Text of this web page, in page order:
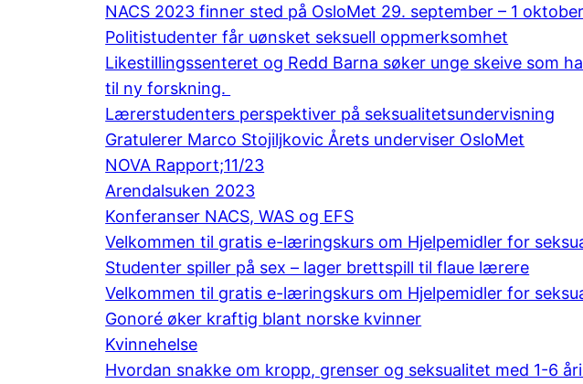
NACS 2023 finner sted på OsloMet 29. september – 1
Politistudenter får uønsket seksuell oppmerksomhet
Likestillingssenteret og Redd Barna søker unge skeive som
til ny forskning.
Lærerstudenters perspektiver på seksualitetsundervisning
Gratulerer Marco Stojiljkovic Årets underviser OsloMet
NOVA Rapport;11/23
Arendalsuken 2023
Konferanser NACS, WAS og EFS
Velkommen til gratis e-læringskurs om Hjelpemidler for
Studenter spiller på sex – lager brettspill til flaue lærere
Velkommen til gratis e-læringskurs om Hjelpemidler for
Gonoré øker kraftig blant norske kvinner
Kvinnehelse
Hvordan snakke om kropp, grenser og seksualitet med 1-6